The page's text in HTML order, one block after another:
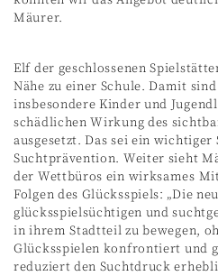
Mäurer.
Elf der geschlossenen
Nähe zu einer Schule. Damit
insbesondere Kinder und
schädlichen Wirkung des
ausgesetzt. Das sei ein
Suchtprävention. Weiter sieht
der Wettbüros ein wirksames
Folgen des Glücksspiels: „Die
glücksspielsüchtigen und
in ihrem Stadtteil zu bewegen,
Glücksspielen konfrontiert und
reduziert den Suchtdruck